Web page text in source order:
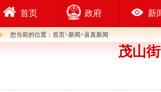
首页 政府 新
您当前的位置：首页>新闻>县直新闻
茂山